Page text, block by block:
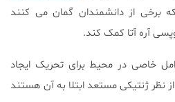
برخی از دانشمندان گمان می کنند
آره آتا کمک کند.
خاصی در محیط برای تحریک ایجاد
نظر ژنتیکی مستعد ابتلا به آن هستند